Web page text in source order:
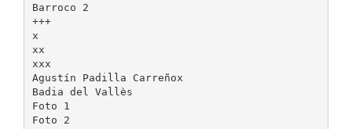
Barroco 2
+++
x
xx
xxx
Agustín Padilla Carreñox
Badia del Vallès
Foto 1
Foto 2